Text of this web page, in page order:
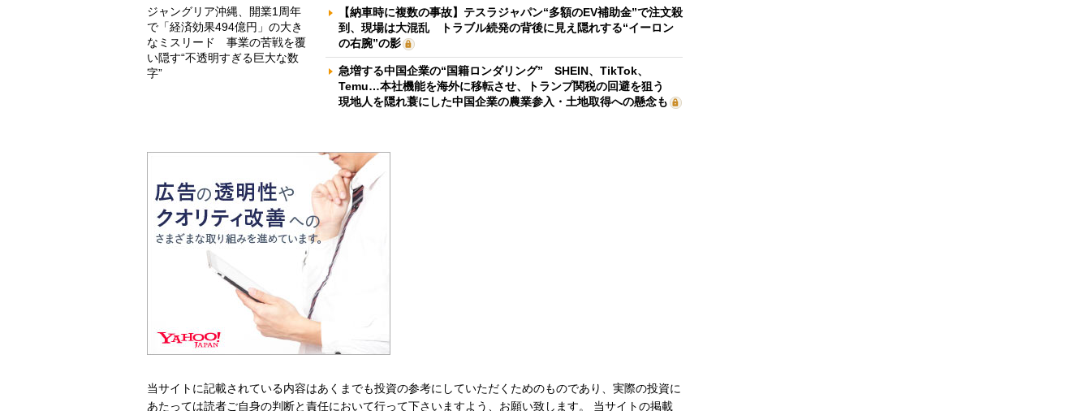
ジャングリア沖縄、開業1周年
で「経済効果494億円」の大き
なミスリード 事業の苦戦を覆
い隠す“不透明すぎる巨大な数
字”
【納車時に複数の事故】テスラジャパン“多額のEV補助金”で注文殺
到、現場は大混乱 トラブル続発の背後に見え隠れする“イーロン
の右腕”の影
急増する中国企業の“国籍ロンダリング” SHEIN、TikTok、
Temu…本社機能を海外に移転させ、トランプ関税の回避を狙う
現地人を隠れ蓑にした中国企業の農業参入・土地取得への懸念も
当サイトに記載されている内容はあくまでも投資の参考にしていただくためのものであり、実際の投資に
あたっては読者ご自身の判断と責任において行って下さいますよう、お願い致します。 当サイトの掲載